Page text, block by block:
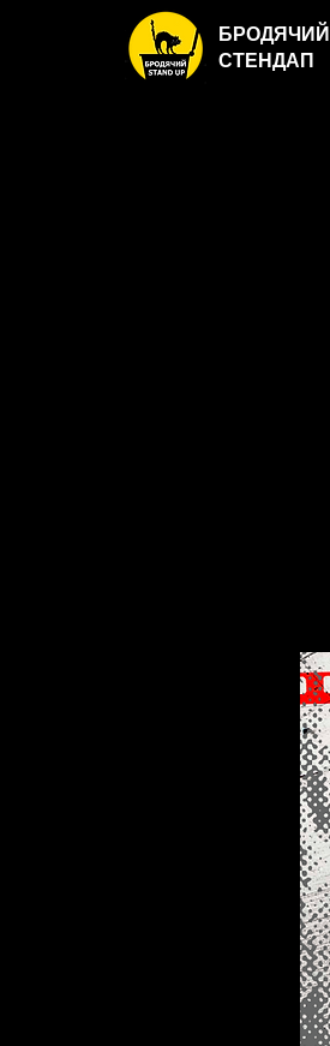
БРОДЯЧИЙ
СТЕНДАП